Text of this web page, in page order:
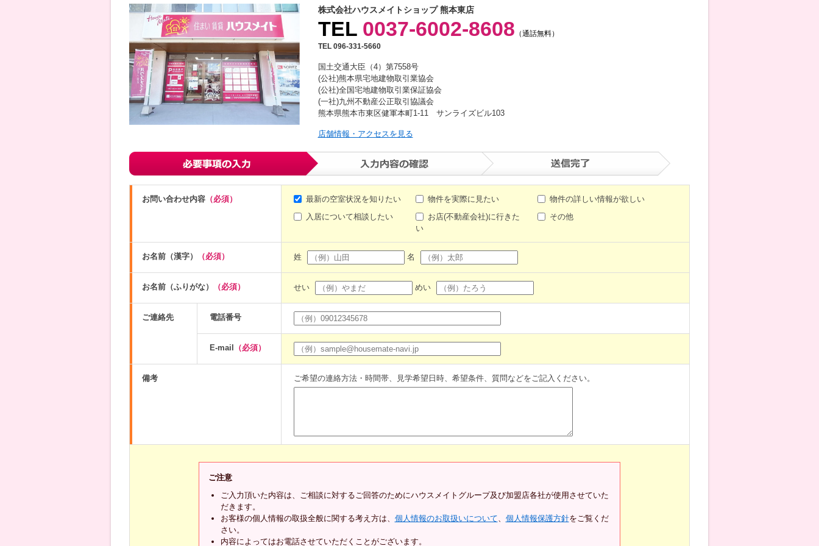
株式会社ハウスメイトショップ 熊本東店
TEL 0037-6002-8608 （通話無料）
TEL 096-331-5660
国土交通大臣（4）第7558号
(公社)熊本県宅地建物取引業協会
(公社)全国宅地建物取引業保証協会
(一社)九州不動産公正取引協議会
熊本県熊本市東区健軍本町1-11 サンライズビル103
店舗情報・アクセスを見る
お問い合わせ内容（必須） 最新の空室状況を知りたい 物件を実際に見たい
物件の詳しい情報が欲しい
入居について相談したい
お店(不動産会社)に行きた
い
その他
お名前（漢字） （必須） 姓 名
お名前（ふりがな） （必須） せい めい
ご連絡先 電話番号
E-mail （必須）
備考 ご希望の連絡方法・時間帯、見学希望日時、希望条件、質問などをご記入ください。
ご注意
ご入力頂いた内容は、ご相談に対するご回答のためにハウスメイトグループ及び加盟店各社が使用させていた
だきます。
お客様の個人情報の取扱全般に関する考え方は、 個人情報のお取扱いについて、 個人情報保護方針をご覧くだ
さい。
内容によってはお電話させていただくことがございます。